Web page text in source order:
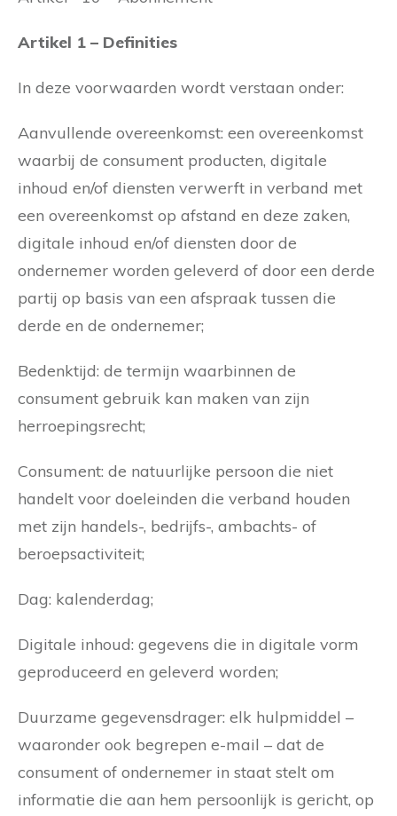
Artikel 1 – Definities
In deze voorwaarden wordt verstaan onder:
Aanvullende overeenkomst: een overeenkomst
waarbij de consument producten, digitale
inhoud en/of diensten verwerft in verband met
een overeenkomst op afstand en deze zaken,
digitale inhoud en/of diensten door de
ondernemer worden geleverd of door een derde
partij op basis van een afspraak tussen die
derde en de ondernemer;
Bedenktijd: de termijn waarbinnen de
consument gebruik kan maken van zijn
herroepingsrecht;
Consument: de natuurlijke persoon die niet
handelt voor doeleinden die verband houden
met zijn handels-, bedrijfs-, ambachts- of
beroepsactiviteit;
Dag: kalenderdag;
Digitale inhoud: gegevens die in digitale vorm
geproduceerd en geleverd worden;
Duurzame gegevensdrager: elk hulpmiddel –
waaronder ook begrepen e-mail – dat de
consument of ondernemer in staat stelt om
informatie die aan hem persoonlijk is gericht, op